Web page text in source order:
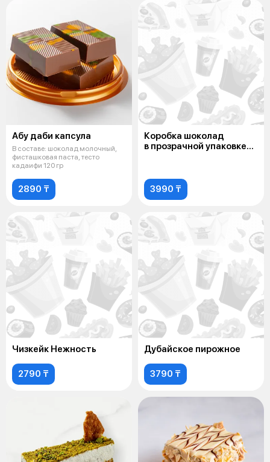
Абу даби капсула
В составе: шоколад молочный,
фисташковая паста, тесто
кадаифи 120 гр
2890 ₸
Коробка шоколад
в прозрачной упаковке
3990 ₸
Чизкейк Нежность
2790 ₸
Дубайское пирожное
3790 ₸